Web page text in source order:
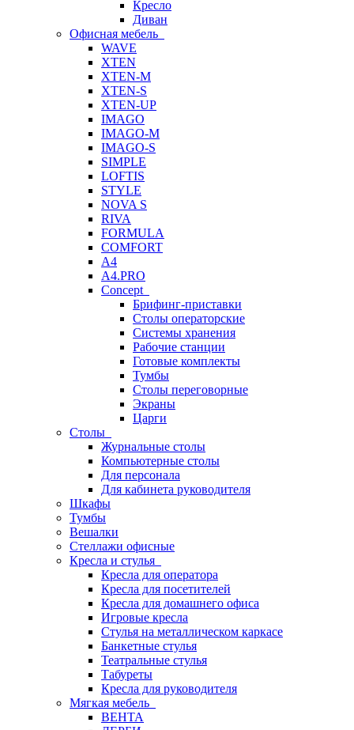
Кресло
Диван
Офисная мебель
WAVE
XTEN
XTEN-M
XTEN-S
XTEN-UP
IMAGO
IMAGO-M
IMAGO-S
SIMPLE
LOFTIS
STYLE
NOVA S
RIVA
FORMULA
COMFORT
A4
A4.PRO
Concept
Брифинг-приставки
Столы операторские
Системы хранения
Рабочие станции
Готовые комплекты
Тумбы
Столы переговорные
Экраны
Царги
Столы
Журнальные столы
Компьютерные столы
Для персонала
Для кабинета руководителя
Шкафы
Тумбы
Вешалки
Стеллажи офисные
Кресла и стулья
Кресла для оператора
Кресла для посетителей
Кресла для домашнего офиса
Игровые кресла
Стулья на металлическом каркасе
Банкетные стулья
Театральные стулья
Табуреты
Кресла для руководителя
Мягкая мебель
ВЕНТА